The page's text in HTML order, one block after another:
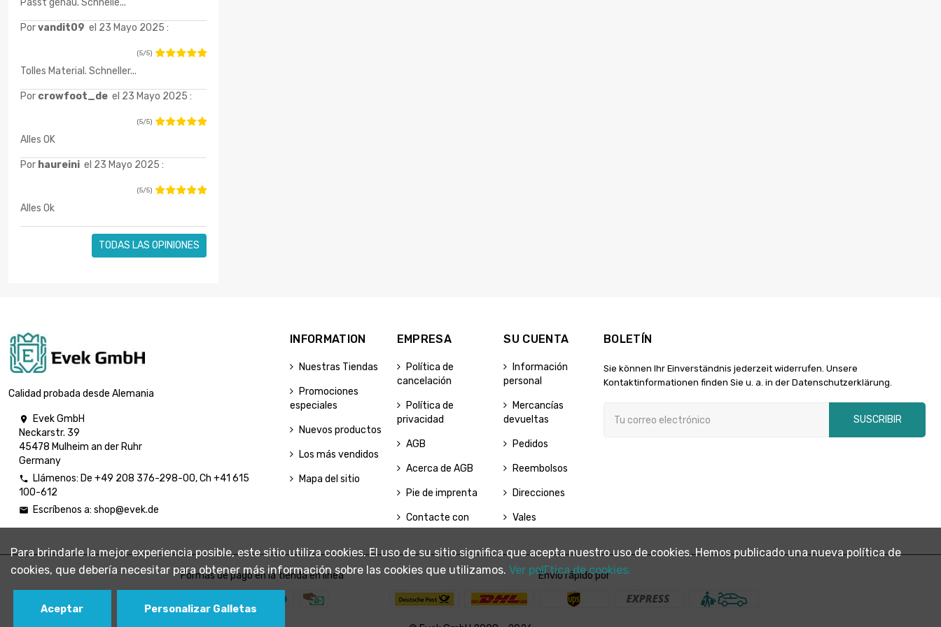
Passt genau. Schnelle...
Porvandit09 el 23 Mayo 2025 :
(5/5)
Tolles Material. Schneller...
Por crowfoot_de el 23 Mayo 2025 :
(5/5)
Alles OK
Por haureini el 23 Mayo 2025 :
(5/5)
Alles Ok
TODAS LAS OPINIONES
Calidad probada desde Alemania

Evek GmbH
Neckarstr. 39
45478 Mulheim an der Ruhr
Germany
 Llámenos: De +49 208 376-298-00, Ch +41 615
100-612
 Escríbenos a: shop@evek.de
INFORMATION
Nuestras Tiendas
Promociones
especiales
Nuevos productos
Los más vendidos
Mapa del sitio
EMPRESA
Política de
cancelación
Política de
privacidad
AGB
Acerca de AGB
Pie de imprenta
Contacte con
SU CUENTA
Información
personal
Mercancías
devueltas
Pedidos
Reembolsos
Direcciones
Vales
BOLETÍN
Sie können Ihr Einverständnis jederzeit widerrufen. Unsere
Kontaktinformationen finden Sie u. a. in der Datenschutzerklärung.
SUSCRIBIR
Formas de pago en la tienda en línea Envío rápido por
Para brindarle la mejor experiencia posible, este sitio utiliza cookies. El uso de su sitio significa que acepta nuestro uso de cookies. Hemos publicado una nueva política de
cookies, que debería necesitar para obtener más información sobre las cookies que utilizamos. Ver polГ­tica de cookies.
Aceptar Personalizar Galletas